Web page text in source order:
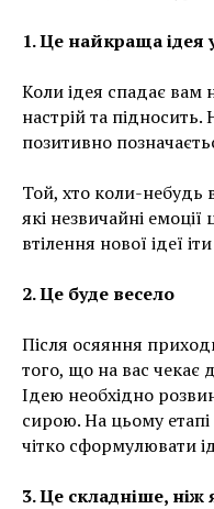
1. Це найкраща ідея у
Коли ідея спадає вам
настрій та
позитивно
Той, хто коли-небудь
які незвичайні
втілення нової ідеї
2. Це буде весело
Після осяяння
того, що на вас
Ідею необхідно
сирою. На цьому
чітко сформулювати
3. Це складніше, ніж